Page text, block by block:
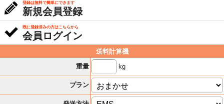
登録は無料で簡単にできます
新規会員登録
既に登録済みの方はこちらから
会員ログイン
送料計算機
重量
kg
プラン